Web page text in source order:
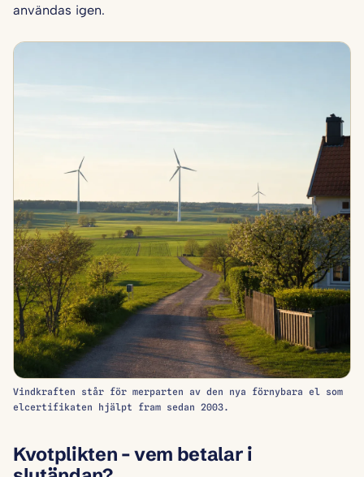
användas igen.
Vindkraften står för merparten av den nya förnybara el som
elcertifikaten hjälpt fram sedan 2003.
Kvotplikten – vem betalar i